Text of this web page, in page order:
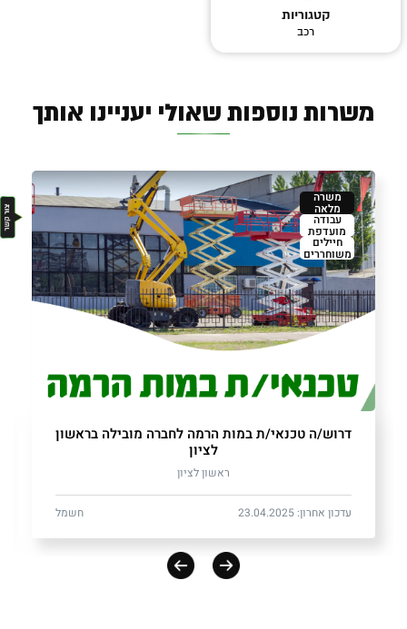
קטגוריות
רכב
משרות נוספות שאולי יעניינו אותך
משרה
מלאה
עבודה
מועדפת
חיילים
משוחררים
דרוש/ה טכנאי/ת במות הרמה לחברה מובילה בראשון
לציון
ראשון לציון
עדכון אחרון: 23.04.2025 חשמל